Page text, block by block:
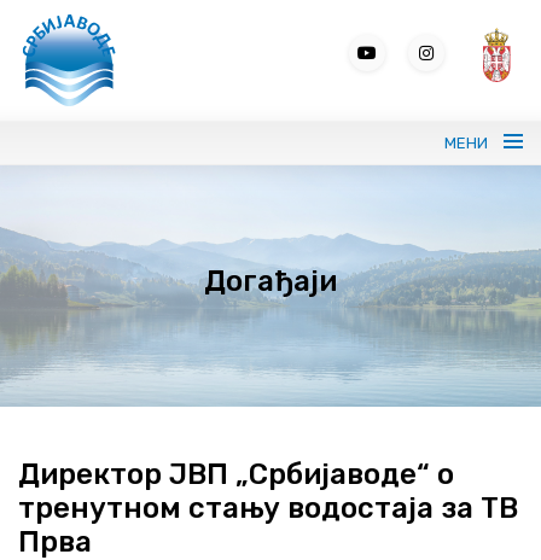
МЕНИ
Портрет ЈВП СРБИЈАВОДЕ
Вода без граница
ВИС
Програми и извештаји
Догађаји
Директор ЈВП „Србијаводе“ о
тренутном стању водостаја за ТВ
Прва